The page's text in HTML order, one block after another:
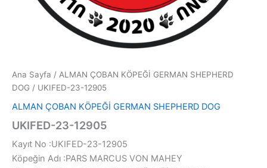
Ana Sayfa / ALMAN ÇOBAN KÖPEĞİ GERMAN SHEPHERD
DOG / UKIFED-23-12905
ALMAN ÇOBAN KÖPEĞİ GERMAN SHEPHERD DOG
UKIFED-23-12905
Kayıt No :UKIFED-23-12905
Köpeğin Adı :PARS MARCUS VON MAHEY